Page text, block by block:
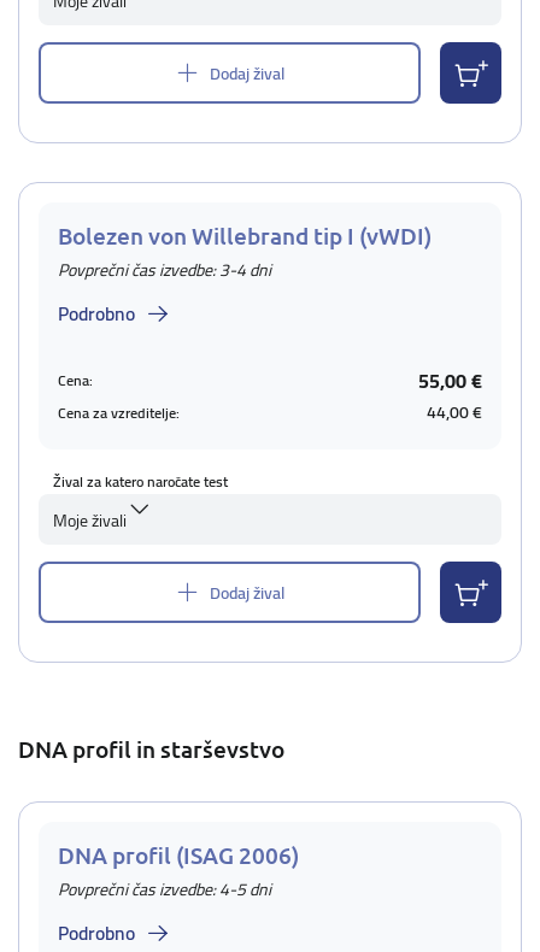
Dodaj žival
Bolezen von Willebrand tip I (vWDI)
Povprečni čas izvedbe: 3-4 dni
Podrobno
Cena: 55,00 €
Cena za vzreditelje: 44,00 €
Žival za katero naročate test
Moje živali
Dodaj žival
DNA profil in starševstvo
DNA profil (ISAG 2006)
Povprečni čas izvedbe: 4-5 dni
Podrobno